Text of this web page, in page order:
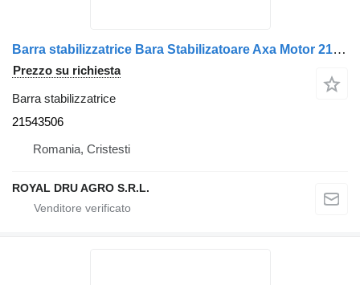
Barra stabilizzatrice Bara Stabilizatoare Axa Motor 21543506 per camion Volvo
Prezzo su richiesta
Barra stabilizzatrice
21543506
Romania, Cristesti
ROYAL DRU AGRO S.R.L.